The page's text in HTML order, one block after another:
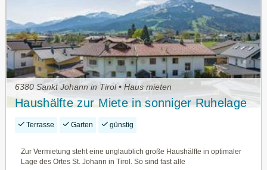
6380 Sankt Johann in Tirol • Haus mieten
Haushälfte zur Miete in sonniger Ruhelage
Terrasse Garten günstig
Zur Vermietung steht eine unglaublich große Haushälfte in optimaler
Lage des Ortes St. Johann in Tirol. So sind fast alle